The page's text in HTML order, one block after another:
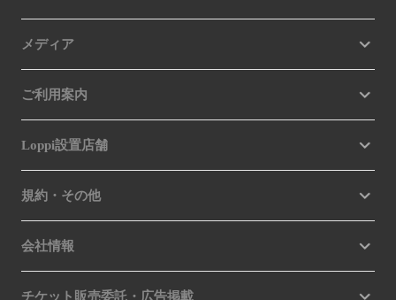
メディア
ご利用案内
Loppi設置店舗
規約・その他
会社情報
チケット販売委託・広告掲載